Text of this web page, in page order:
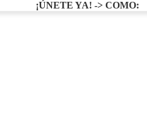
¡ÚNETE YA! -> COMO: